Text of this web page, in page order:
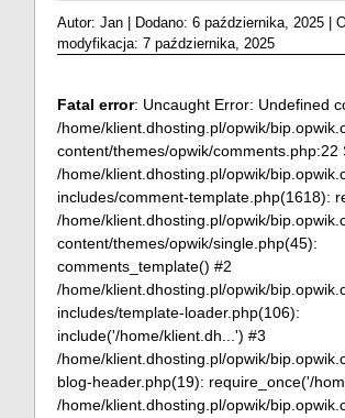
Autor: Jan| Dodano: 6 października, 2025|
modyfikacja: 7 października, 2025
Fatal error: Uncaught Error: Undefined
/home/klient.dhosting.pl/opwik/
content/themes/opwik/comments.php:22
/home/klient.dhosting.pl/opwik/
includes/comment-template.php(1618):
/home/klient.dhosting.pl/opwik/
content/themes/opwik/single.php(45):
comments_template() #2
/home/klient.dhosting.pl/opwik/
includes/template-loader.php(106):
include('/home/klient.dh...') #3
/home/klient.dhosting.pl/opwik/
blog-header.php(19): require_once('/
/home/klient.dhosting.pl/opwik/